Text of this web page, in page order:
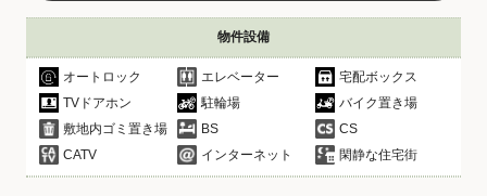
物件設備
オートロック エレベーター
宅配ボックス
TVドアホン
駐輪場
バイク置き場
敷地内ゴミ置き場
BS
CS
CATV
インターネット 閑静な住宅街